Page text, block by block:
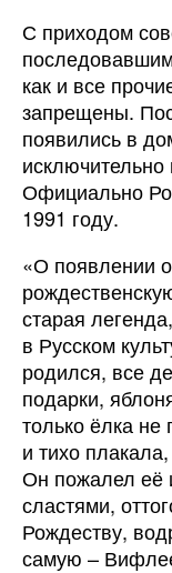
С приходом
как и все
запрещены.
появились в
исключительно
Официально
1991 году.
«О появлении
старая
в Русском
родился, все
подарки,
только ёлка не
и тихо
Он пожалел её
сластями,
Рождеству,
самую –